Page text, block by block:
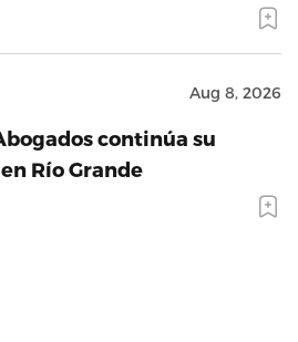
Aug 8, 2026
continúa su
Río Grande